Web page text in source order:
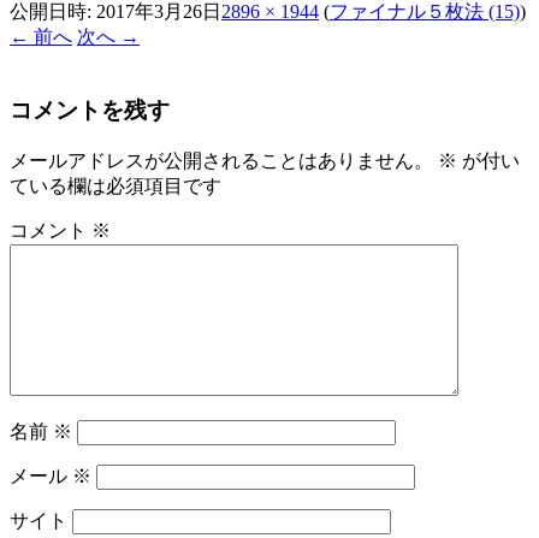
公開日時: 2017年3月26日 2896 × 1944 (ファイナル５枚法 (15))
← 前へ 次へ →
コメントを残す
メールアドレスが公開されることはありません。 ※ が付い
ている欄は必須項目です
コメント ※
名前 ※
メール ※
サイト